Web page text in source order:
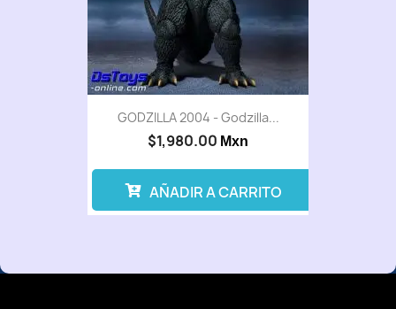
GODZILLA 2004 - Godzilla...
$1,980.00 Mxn
AÑADIR A CARRITO